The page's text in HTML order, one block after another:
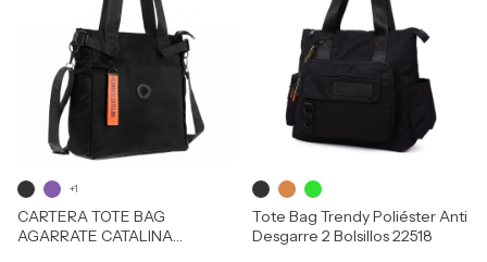
CARTERA TOTE BAG
AGARRATE CATALINA
+1
Tote Bag Trendy Poliéster Anti
Desgarre 2 Bolsillos 22518